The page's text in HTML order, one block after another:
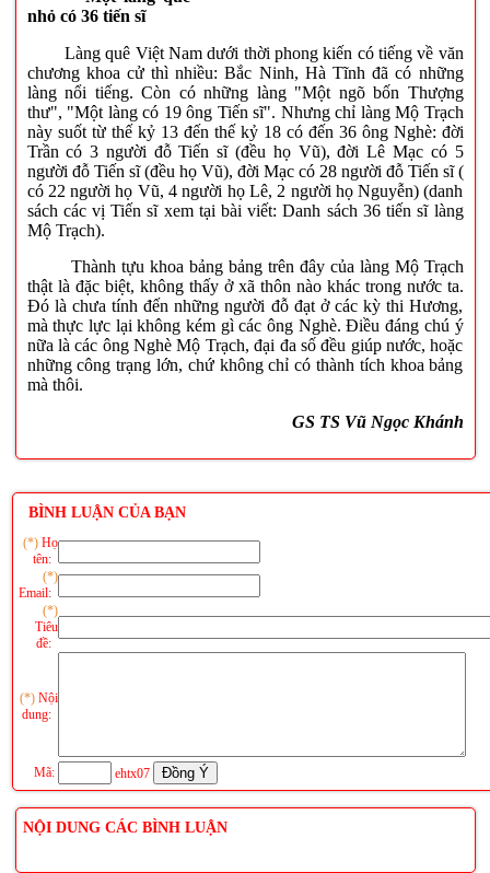
nhỏ có 36 tiến sĩ
Làng quê Việt Nam dưới thời phong kiến có tiếng về văn
chương khoa cử thì nhiều: Bắc Ninh, Hà Tĩnh đã có những
làng nổi tiếng. Còn có những làng "Một ngõ bốn Thượng
thư", "Một làng có 19 ông Tiến sĩ". Nhưng chỉ làng Mộ Trạch
này suốt từ thế kỷ 13 đến thế kỷ 18 có đến 36 ông Nghè: đời
Trần có 3 người đỗ Tiến sĩ (đều họ Vũ), đời Lê Mạc có 5
người đỗ Tiến sĩ (đều họ Vũ), đời Mạc có 28 người đỗ Tiến sĩ (
có 22 người họ Vũ, 4 người họ Lê, 2 người họ Nguyễn) (danh
sách các vị Tiến sĩ xem tại bài viết: Danh sách 36 tiến sĩ làng
Mộ Trạch).
Thành tựu khoa bảng bảng trên đây của làng Mộ Trạch
thật là đặc biệt, không thấy ở xã thôn nào khác trong nước ta.
Đó là chưa tính đến những người đỗ đạt ở các kỳ thi Hương,
mà thực lực lại không kém gì các ông Nghè. Điều đáng chú ý
nữa là các ông Nghè Mộ Trạch, đại đa số đều giúp nước, hoặc
những công trạng lớn, chứ không chỉ có thành tích khoa bảng
mà thôi.
GS TS Vũ Ngọc Khánh
BÌNH LUẬN CỦA BẠN
(*) Họ
tên:
(*)
Email:
(*)
Tiêu
đề:
(*) Nội
dung:
Mã: ehtx07
NỘI DUNG CÁC BÌNH LUẬN